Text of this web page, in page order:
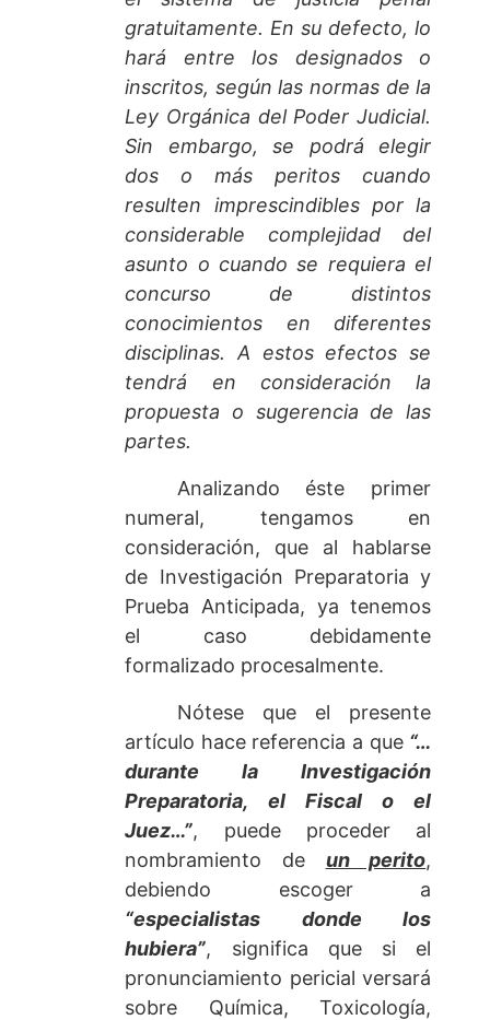
gratuitamente. En su defecto, lo
hará entre los designados o
inscritos, según las normas de la
Ley Orgánica del Poder Judicial.
Sin embargo, se podrá elegir
dos o más peritos cuando
resulten imprescindibles por la
considerable complejidad del
asunto o cuando se requiera el
concurso de distintos
conocimientos en diferentes
disciplinas. A estos efectos se
tendrá en consideración la
propuesta o sugerencia de las
partes.
Analizando éste primer
numeral, tengamos en
consideración, que al hablarse
de Investigación Preparatoria y
Prueba Anticipada, ya tenemos
el caso debidamente
formalizado procesalmente.
Nótese que el presente
artículo hace referencia a que “…
durante la Investigación
Preparatoria, el Fiscal o el
Juez…”, puede proceder al
nombramiento de un perito,
debiendo escoger a
“especialistas donde los
hubiera”, significa que si el
pronunciamiento pericial versará
sobre Química, Toxicología,